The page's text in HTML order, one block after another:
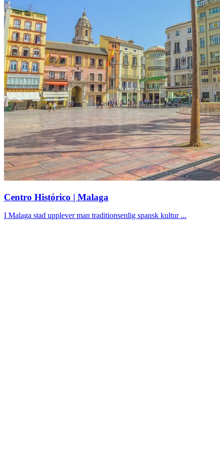
Centro Histórico | Malaga
I Malaga stad upplever man traditionsenlig spansk kultur ...